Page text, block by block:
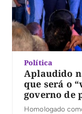
Política
Aplaudido
que será o
governo de
Homologado